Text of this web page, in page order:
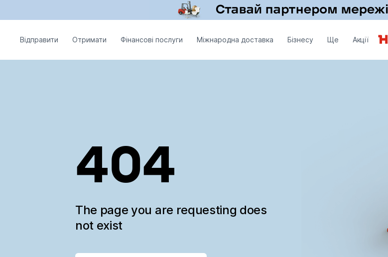
Відправити Отримати Фінансові послуги Міжнародна доставка Бізнесу Ще Акції
404
The page you are requesting does
not exist